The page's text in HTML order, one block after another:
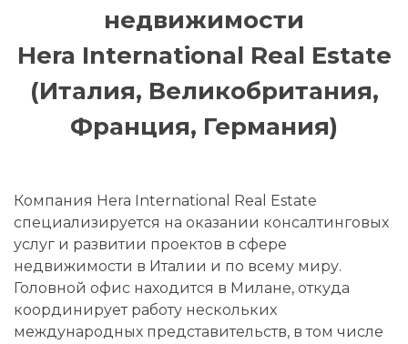
недвижимости
Hera International Real Estate
(Италия, Великобритания,
Франция, Германия)
Компания Hera International Real Estate
специализируется на оказании консалтинговых
услуг и развитии проектов в сфере
недвижимости в Италии и по всему миру.
Головной офис находится в Милане, откуда
координирует работу нескольких
международных представительств, в том числе